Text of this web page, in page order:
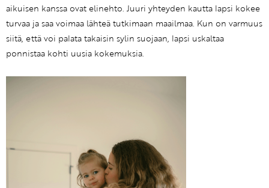
aikuisen kanssa ovat elinehto. Juuri yhteyden kautta lapsi kokee
turvaa ja saa voimaa lähteä tutkimaan maailmaa. Kun on varmuus
siitä, että voi palata takaisin sylin suojaan, lapsi uskaltaa
ponnistaa kohti uusia kokemuksia.